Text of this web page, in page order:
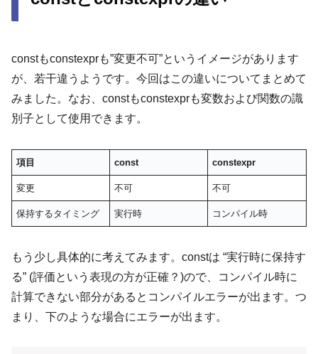
constもconstexprも”変更不可”というイメージがあります
が、若干違うようです。今回はこの違いについてまとめて
みました。なお、constもconstexprも変数および関数の識
別子として使用できます。
項目 const constexpr
変更 不可 不可
保持するタイミング 実行時 コンパイル時
もう少し具体的に考えてみます。constは “実行時に保持す
る” (評価という表現の方が正確？)ので、コンパイル時に
計算できない部分があるとコンパイルエラーが出ます。つ
まり、下のような場合にエラーが出ます。